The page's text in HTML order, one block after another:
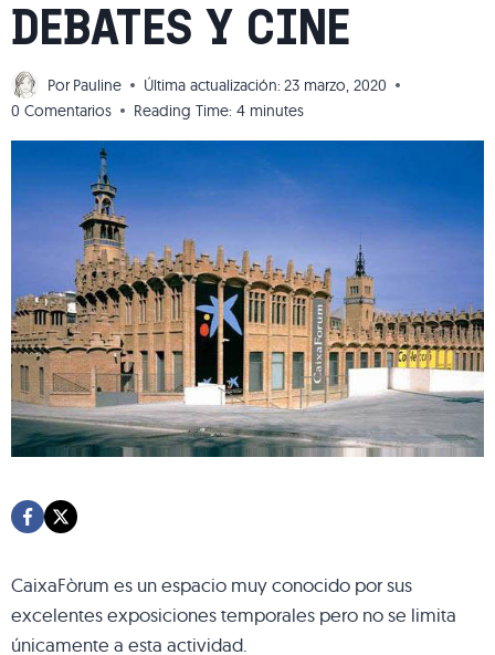
DEBATES Y CINE
Por Pauline Última actualización: 23 marzo, 2020
0 Comentarios
Reading Time: 4 minutes
CaixaFòrum es un espacio muy conocido por sus
excelentes exposiciones temporales pero no se limita
únicamente a esta actividad.